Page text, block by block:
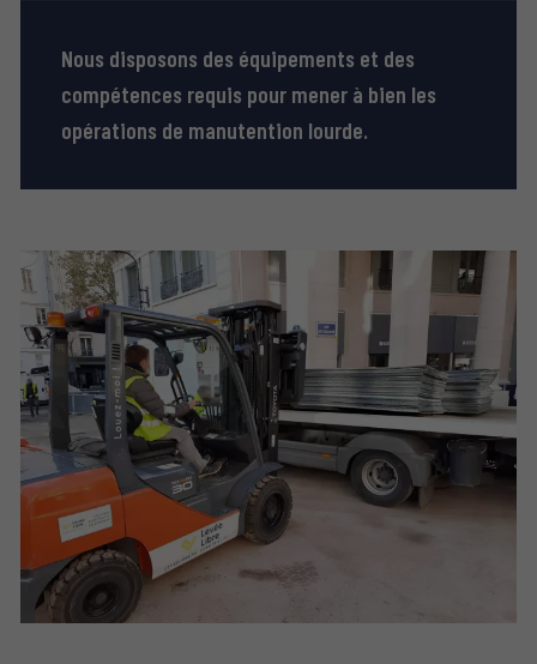
Nous disposons des équipements et des
compétences requis pour mener à bien les
opérations de manutention lourde.